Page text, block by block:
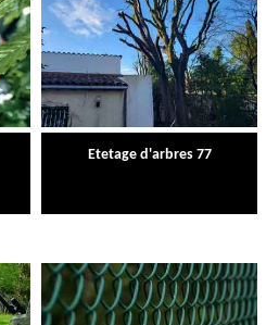
Etetage d'arbres 77